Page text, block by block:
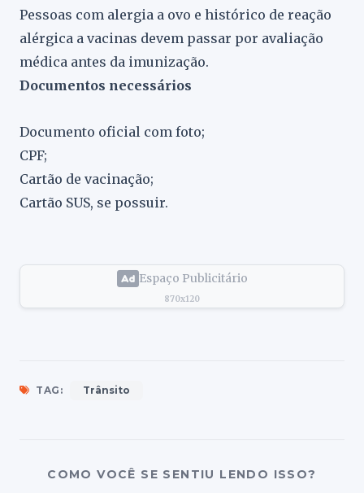
Pessoas com alergia a ovo e histórico de reação
alérgica a vacinas devem passar por avaliação
médica antes da imunização.
Documentos necessários
Documento oficial com foto;
CPF;
Cartão de vacinação;
Cartão SUS, se possuir.
Espaço Publicitário
870x120
TAG: Trânsito
COMO VOCÊ SE SENTIU LENDO ISSO?